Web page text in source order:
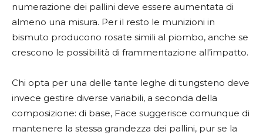
numerazione dei pallini deve essere aumentata di
almeno una misura. Per il resto le munizioni in
bismuto producono rosate simili al piombo, anche se
crescono le possibilità di frammentazione all’impatto.
Chi opta per una delle tante leghe di tungsteno deve
invece gestire diverse variabili, a seconda della
composizione: di base, Face suggerisce comunque di
mantenere la stessa grandezza dei pallini, pur se la